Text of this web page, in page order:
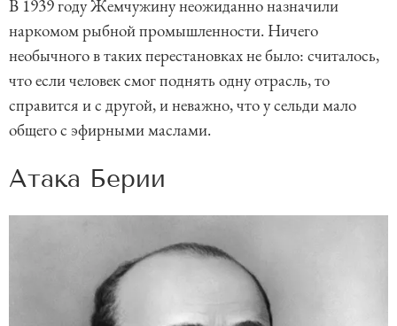
В 1939 году Жемчужину неожиданно назначили
наркомом рыбной промышленности. Ничего
необычного в таких перестановках не было: считалось,
что если человек смог поднять одну отрасль, то
справится и с другой, и неважно, что у сельди мало
общего с эфирными маслами.
Атака Берии